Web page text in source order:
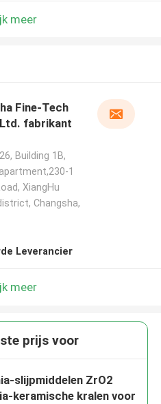
meer
Fine-Tech
fabrikant
Building 1B,
1
XiangHu
Changsha,
Leverancier
meer
prijs voor
slijpmiddelen ZrO2
keramische kralen voor